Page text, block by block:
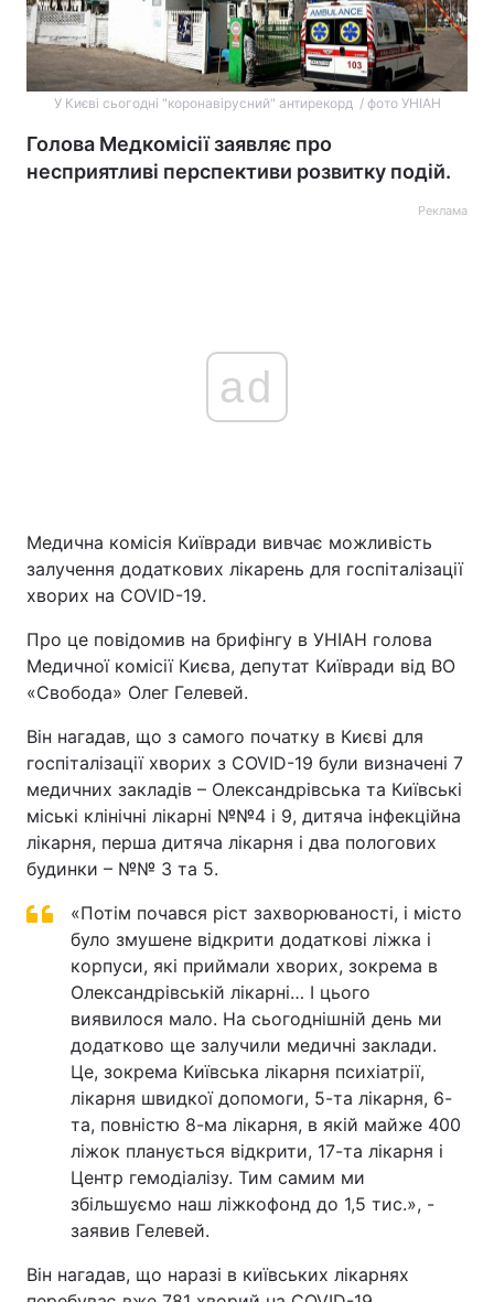
У Києві сьогодні "коронавірусний" антирекорд / фото УНІАН
Голова Медкомісії заявляє про
несприятливі перспективи розвитку подій.
Реклама
ad
Медична комісія Київради вивчає можливість
залучення додаткових лікарень для госпіталізації
хворих на COVID-19.
Про це повідомив на брифінгу в УНІАН голова
Медичної комісії Києва, депутат Київради від ВО
«Свобода» Олег Гелевей.
Він нагадав, що з самого початку в Києві для
госпіталізації хворих з COVID-19 були визначені 7
медичних закладів – Олександрівська та Київські
міські клінічні лікарні №№4 і 9, дитяча інфекційна
лікарня, перша дитяча лікарня і два пологових
будинки – №№ 3 та 5.
«Потім почався ріст захворюваності, і місто
було змушене відкрити додаткові ліжка і
корпуси, які приймали хворих, зокрема в
Олександрівській лікарні… І цього
виявилося мало. На сьогоднішній день ми
додатково ще залучили медичні заклади.
Це, зокрема Київська лікарня психіатрії,
лікарня швидкої допомоги, 5-та лікарня, 6-
та, повністю 8-ма лікарня, в якій майже 400
ліжок планується відкрити, 17-та лікарня і
Центр гемодіалізу. Тим самим ми
збільшуємо наш ліжкофонд до 1,5 тис.», -
заявив Гелевей.
Він нагадав, що наразі в київських лікарнях